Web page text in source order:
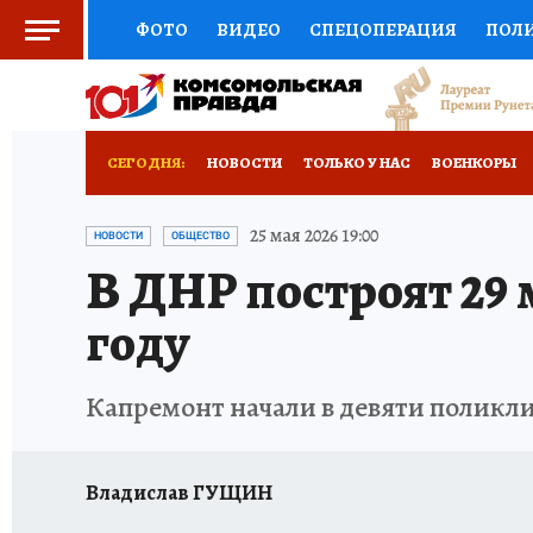
ФОТО ВИДЕО СПЕЦОПЕРАЦИЯ
СОЦПОДДЕРЖКА НАУКА СПОРТ
ВСЕ О КП
СЕГОДНЯ: НОВОСТИ ТОЛЬКО У НАС ВОЕНКОРЫ
НОВОРОССИЯ АФИША
НОВОСТИ ОБЩЕСТВО 25 мая 2026 19:00
В ДНР построят
году
Капремонт начали в девяти
Владислав ГУЩИН